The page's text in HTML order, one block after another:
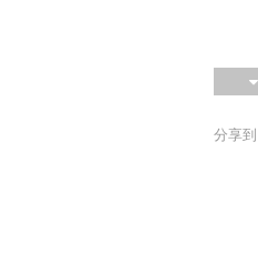
分享到